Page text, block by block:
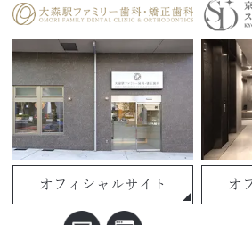
オフィシャルサイト オ